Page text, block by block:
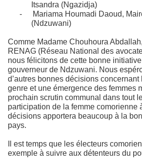
Itsandra (Ngazidja)
-
Mariama Houmadi Daoud,
(Ndzuwani)
Comme Madame Chouhoura
RENAG (Réseau National des
nous félicitons de cette bonne
gouverneur de Ndzuwani. Nous
d’autres bonnes décisions concernant
genre et une émergence des femmes
prochain scrutin communal dans tout
participation de la femme comorienne
décisions apportera beaucoup à la
pays.
Il est temps que les électeurs
exemple à suivre aux détenteurs du